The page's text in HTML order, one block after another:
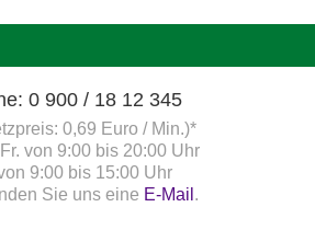
0 900 / 18 12 345
0,69 Euro / Min.)*
von 9:00 bis 20:00 Uhr
9:00 bis 15:00 Uhr
Sie uns eine E-Mail .